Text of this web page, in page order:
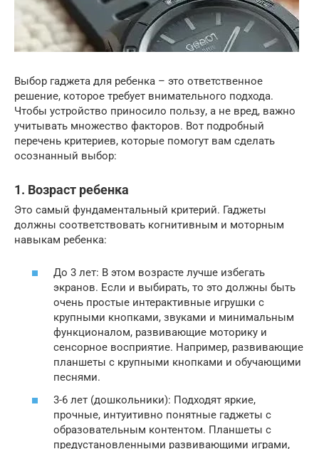
Выбор гаджета для ребенка – это ответственное
решение, которое требует внимательного подхода.
Чтобы устройство приносило пользу, а не вред, важно
учитывать множество факторов. Вот подробный
перечень критериев, которые помогут вам сделать
осознанный выбор:
1. Возраст ребенка
Это самый фундаментальный критерий. Гаджеты
должны соответствовать когнитивным и моторным
навыкам ребенка:
До 3 лет: В этом возрасте лучше избегать
экранов. Если и выбирать, то это должны быть
очень простые интерактивные игрушки с
крупными кнопками, звуками и минимальным
функционалом, развивающие моторику и
сенсорное восприятие. Например, развивающие
планшеты с крупными кнопками и обучающими
песнями.
3-6 лет (дошкольники): Подходят яркие,
прочные, интуитивно понятные гаджеты с
образовательным контентом. Планшеты с
предустановленными развивающими играми,